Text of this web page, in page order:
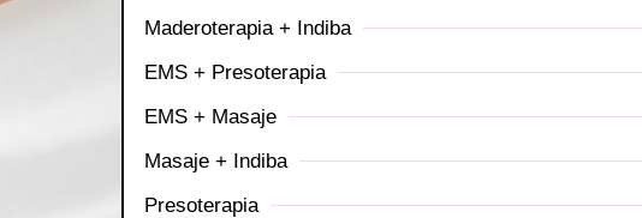
Maderoterapia + Indiba
EMS + Presoterapia
EMS + Masaje
Masaje + Indiba
Presoterapia